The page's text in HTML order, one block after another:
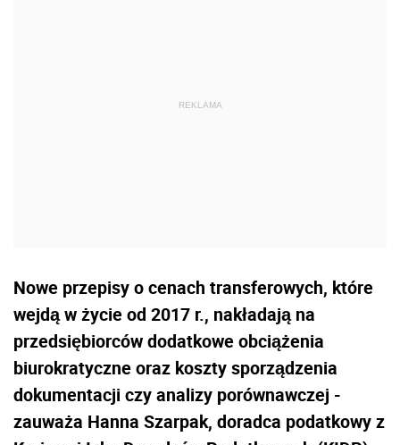
Nowe przepisy o cenach transferowych, które
wejdą w życie od 2017 r., nakładają na
przedsiębiorców dodatkowe obciążenia
biurokratyczne oraz koszty sporządzenia
dokumentacji czy analizy porównawczej -
zauważa Hanna Szarpak, doradca podatkowy z